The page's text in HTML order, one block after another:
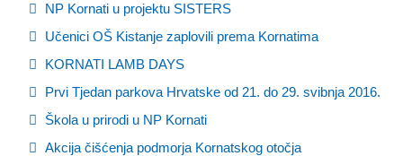
NP Kornati u projektu SISTERS
Učenici OŠ Kistanje zaplovili prema Kornatima
KORNATI LAMB DAYS
Prvi Tjedan parkova Hrvatske od 21. do 29. svibnja 2016.
Škola u prirodi u NP Kornati
Akcija čišćenja podmorja Kornatskog otočja